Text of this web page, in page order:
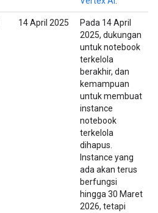
14 April 2025
Pada 14 April
2025, dukungan
untuk notebook
terkelola
berakhir, dan
kemampuan
untuk membuat
instance
notebook
terkelola
dihapus.
Instance yang
ada akan terus
berfungsi
hingga 30 Maret
2026, tetapi